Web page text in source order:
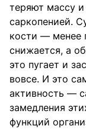
теряют массу
саркопенией.
кости — менее
снижается, а
это пугает и
вовсе. И это
активность —
замедления
функций